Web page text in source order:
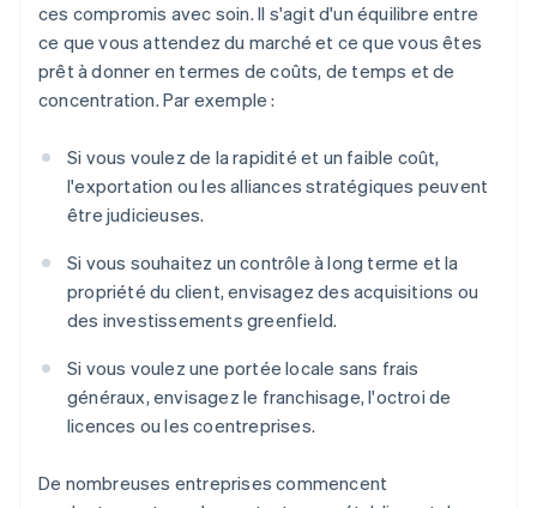
ces compromis avec soin. Il s'agit d'un équilibre entre
ce que vous attendez du marché et ce que vous êtes
prêt à donner en termes de coûts, de temps et de
concentration. Par exemple :
Si vous voulez de la rapidité et un faible coût,
l'exportation ou les alliances stratégiques peuvent
être judicieuses.
Si vous souhaitez un contrôle à long terme et la
propriété du client, envisagez des acquisitions ou
des investissements greenfield.
Si vous voulez une portée locale sans frais
généraux, envisagez le franchisage, l'octroi de
licences ou les coentreprises.
De nombreuses entreprises commencent